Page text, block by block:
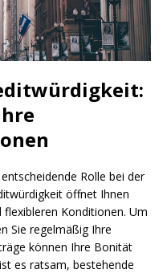
Rolle bei der
öffnet Ihnen
Konditionen. Um
Sie regelmäßig Ihre
können Ihre Bonität
es ratsam, bestehende